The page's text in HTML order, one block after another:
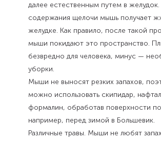
далее естественным путем в желудок.
содержания щелочи мышь получает
желудке. Как правило, после такой
мыши покидают это пространство.
безвредно для человека, минус —
уборки.
Мыши не выносят резких запахов,
можно использовать скипидар,
формалин, обработав поверхности
например, перед зимой в Большевик.
Различные травы. Мыши не любят